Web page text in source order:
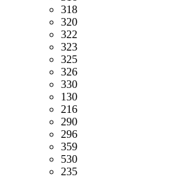
318
320
322
323
325
326
330
130
216
290
296
359
530
235